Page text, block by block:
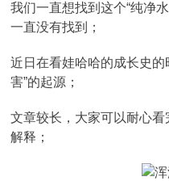
我们一直想找到这个“纯净
一直没有找到；
近日在看娃哈哈的成长史
害”的起源；
文章较长，大家可以耐心
解释；